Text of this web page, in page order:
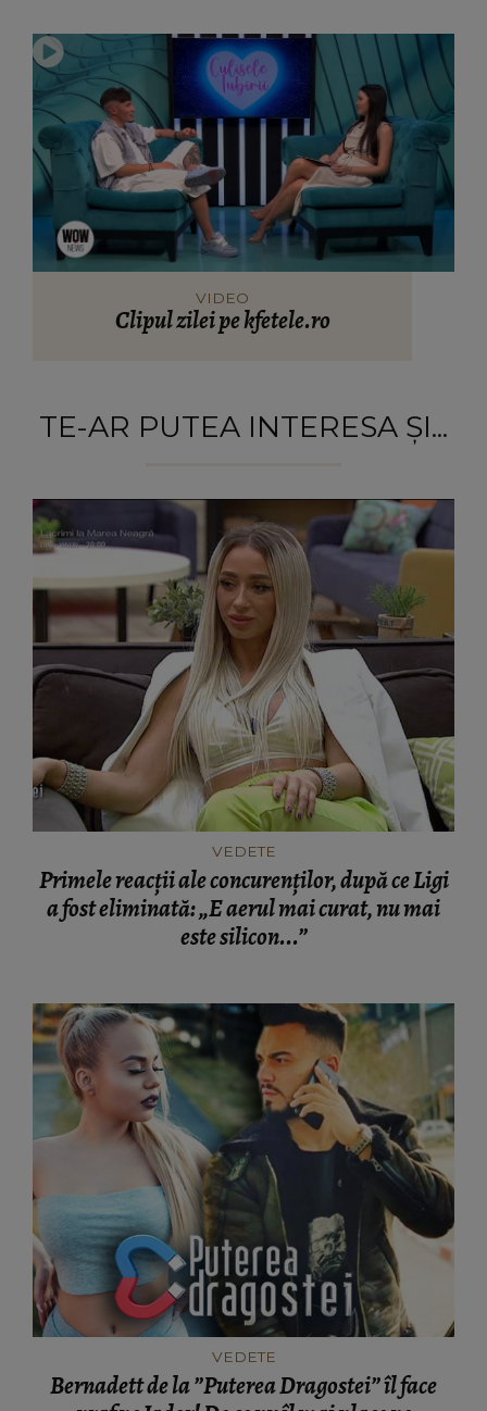
VIDEO
Clipul zilei pe kfetele.ro
TE-AR PUTEA INTERESA ȘI...
VEDETE
Primele reacții ale concurenților, după ce Ligi
a fost eliminată: „E aerul mai curat, nu mai
este silicon...”
VEDETE
Bernadett de la ”Puterea Dragostei” îl face